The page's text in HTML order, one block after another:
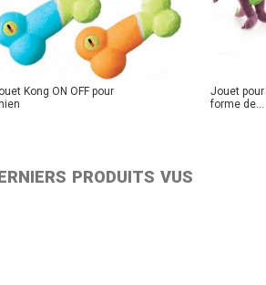
Kong ON OFF pour
Jouet
forme de...
produits vus